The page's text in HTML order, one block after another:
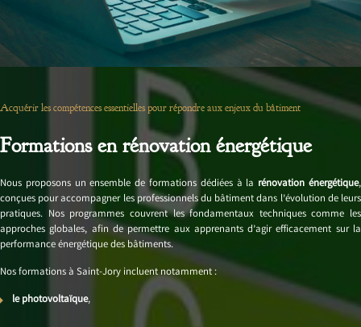
Acquérir les compétences essentielles pour répondre aux enjeux du bâtiment
Formations en rénovation énergétique
Nous proposons un ensemble de formations dédiées à la rénovation énergétique,
conçues pour accompagner les professionnels du bâtiment dans l’évolution de leurs
pratiques. Nos programmes couvrent les fondamentaux techniques comme les
approches globales, afin de permettre aux apprenants d’agir efficacement sur la
performance énergétique des bâtiments.
Nos formations à Saint-Jory incluent notamment :
le photovoltaïque,